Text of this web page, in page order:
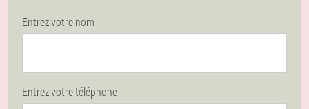
Entrez votre nom
Entrez votre téléphone